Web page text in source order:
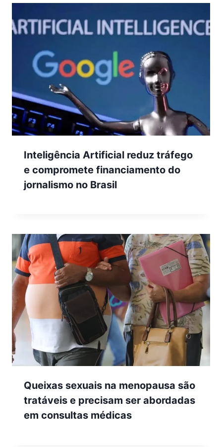
Inteligência Artificial reduz tráfego
e compromete financiamento do
jornalismo no Brasil
Queixas sexuais na menopausa são
tratáveis e precisam ser abordadas
em consultas médicas